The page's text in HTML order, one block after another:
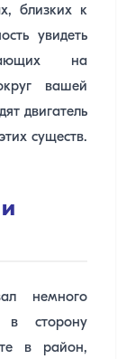
близких к
увидеть
на
вашей
двигатель
существ.
немного
в сторону
в район,